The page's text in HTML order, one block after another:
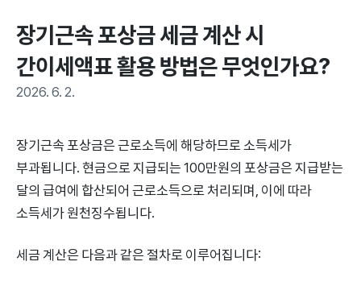
장기근속 포상금 세금 계산 시
간이세액표 활용 방법은 무엇인가요?
2026. 6. 2.
장기근속 포상금은 근로소득에 해당하므로 소득세가
부과됩니다. 현금으로 지급되는 100만원의 포상금은 지급받는
달의 급여에 합산되어 근로소득으로 처리되며, 이에 따라
소득세가 원천징수됩니다.
세금 계산은 다음과 같은 절차로 이루어집니다: